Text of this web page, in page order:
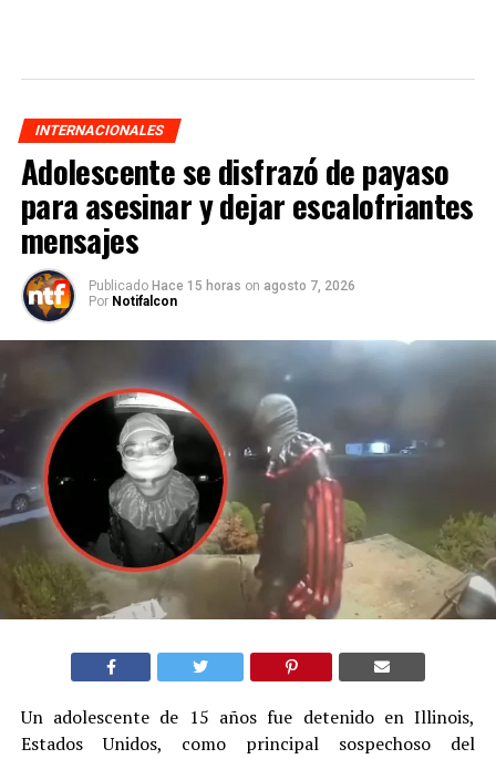
INTERNACIONALES
Adolescente se disfrazó de payaso
para asesinar y dejar escalofriantes
mensajes
Publicado Hace 15 horas on agosto 7, 2026
Por Notifalcon
Un adolescente de 15 años fue detenido en Illinois,
Estados Unidos, como principal sospechoso del